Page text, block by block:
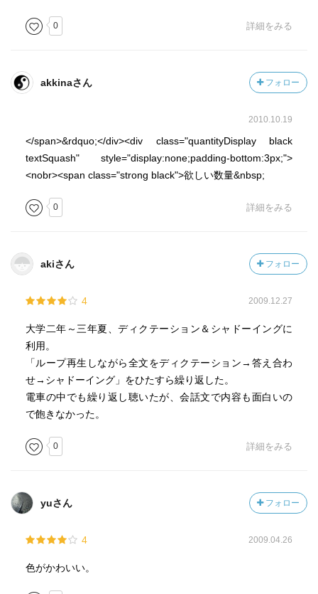
0 詳細をみる
akkinaさん フォロー
2010.10.19
</span>&rdquo;</div><div class="quantityDisplay black
textSquash" style="display:none;padding-bottom:3px;">
<nobr><span class="strong black">欲しい数量&nbsp;
0 詳細をみる
akiさん フォロー
4 2009.12.27
大学二年～三年夏、ディクテーション＆シャドーイングに
利用。
「ループ再生しながら全文をディクテーション→答え合わ
せ→シャドーイング」をひたすら繰り返した。
電車の中でも繰り返し聴いたが、会話文で内容も面白いの
で飽きなかった。
0 詳細をみる
yuさん フォロー
4 2009.04.26
色がかわいい。